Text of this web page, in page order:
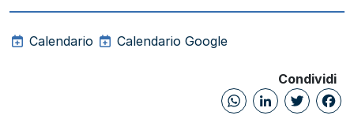
Calendario Calendario Google
Condividi